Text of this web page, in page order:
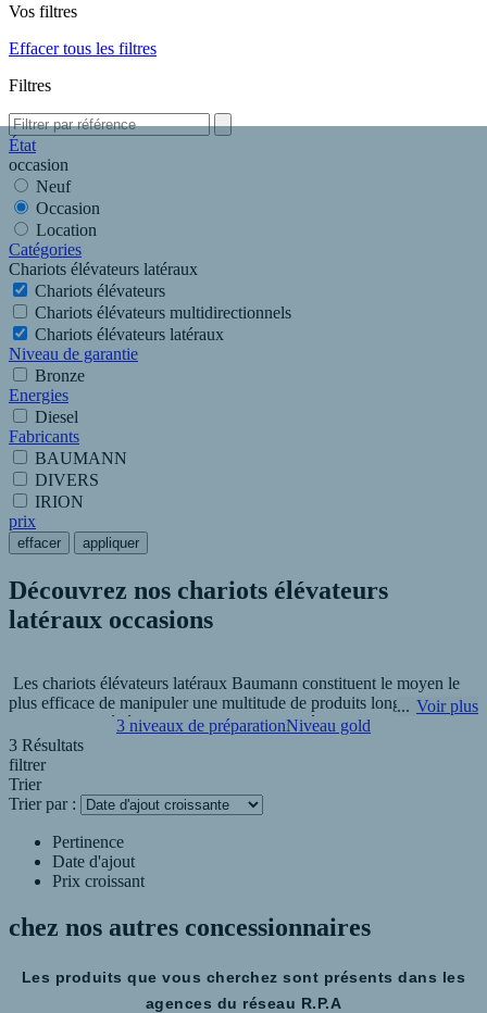
Vos filtres
Effacer tous les filtres
Filtres
État
occasion
Neuf
Occasion
Location
Catégories
Chariots élévateurs latéraux
Chariots élévateurs
Chariots élévateurs multidirectionnels
Chariots élévateurs latéraux
Niveau de garantie
Bronze
Energies
Diesel
Fabricants
BAUMANN
DIVERS
IRION
prix
effacer appliquer
Découvrez nos chariots élévateurs
latéraux occasions
Les chariots élévateurs latéraux Baumann constituent le moyen le
plus efficace de manipuler une multitude de produits longs ou
volumineux, généralement du bois, des matières plastiques ou des
métaux.
La gamme Baumann reconnue pour l’excellence de sa fabrication
propose des chariots électriques de 3 à 8 tonnes et des chariots diesel
de 3 à 60 tonnes.
Chez R.P.A - AFRELEC Industrie à Charnay-Lès-Mâcon nous
latéraux occasion qui correspondent à vos besoins.
Voir plus
3 niveaux de préparationNiveau gold
3 Résultats
filtrer
Trier
Trier par :
Pertinence
Date d'ajout
Prix croissant
chez nos autres concessionnaires
Les produits que vous cherchez sont présents dans les
agences du réseau R.P.A